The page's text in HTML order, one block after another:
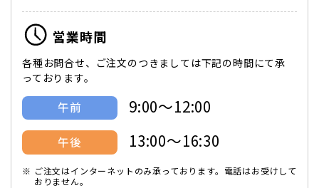
営業時間
各種お問合せ、ご注文のつきましては下記の時間にて承
っております。
午前 9:00～12:00
午後 13:00～16:30
ご注文はインターネットのみ承っております。電話はお受けして
おりません。